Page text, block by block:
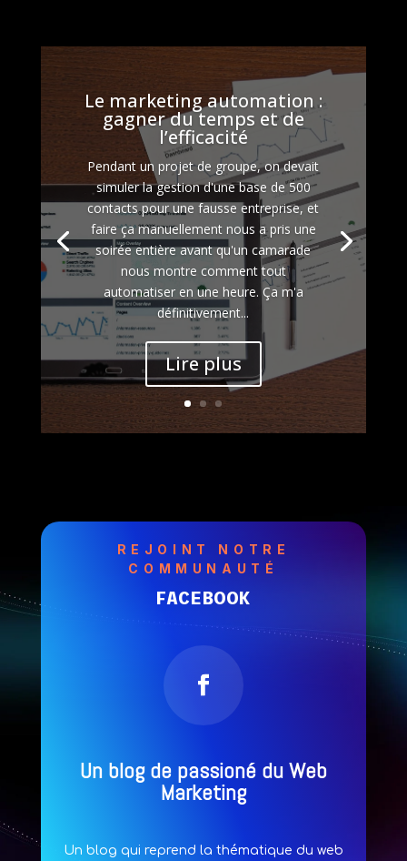
Le marketing automation :
gagner du temps et de
l’efficacité
Pendant un projet de groupe, on devait
simuler la gestion d'une base de 500
contacts pour une fausse entreprise, et
faire ça manuellement nous a pris une
soirée entière avant qu'un camarade
nous montre comment tout
automatiser en une heure. Ça m'a
définitivement...
Lire plus
REJOINT NOTRE
COMMUNAUTÉ
FACEBOOK
Un blog de passioné du Web
Marketing
Un blog qui reprend la thématique du web